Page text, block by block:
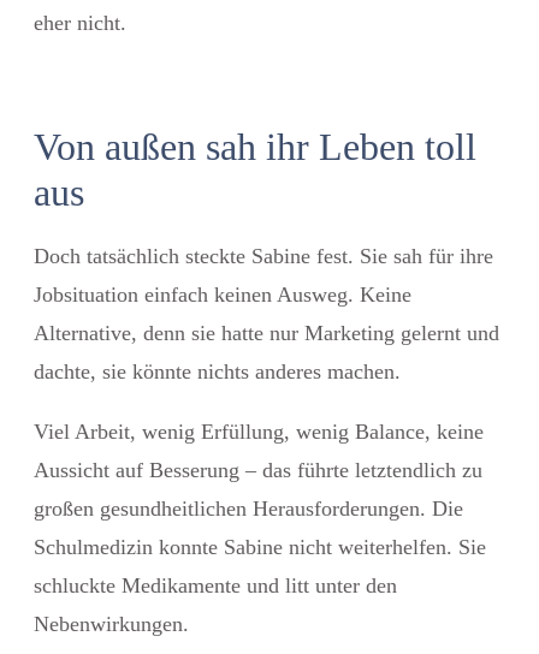
eher nicht.
Von außen sah ihr Leben toll
aus
Doch tatsächlich steckte Sabine fest. Sie sah für ihre
Jobsituation einfach keinen Ausweg. Keine
Alternative, denn sie hatte nur Marketing gelernt und
dachte, sie könnte nichts anderes machen.
Viel Arbeit, wenig Erfüllung, wenig Balance, keine
Aussicht auf Besserung – das führte letztendlich zu
großen gesundheitlichen Herausforderungen. Die
Schulmedizin konnte Sabine nicht weiterhelfen. Sie
schluckte Medikamente und litt unter den
Nebenwirkungen.